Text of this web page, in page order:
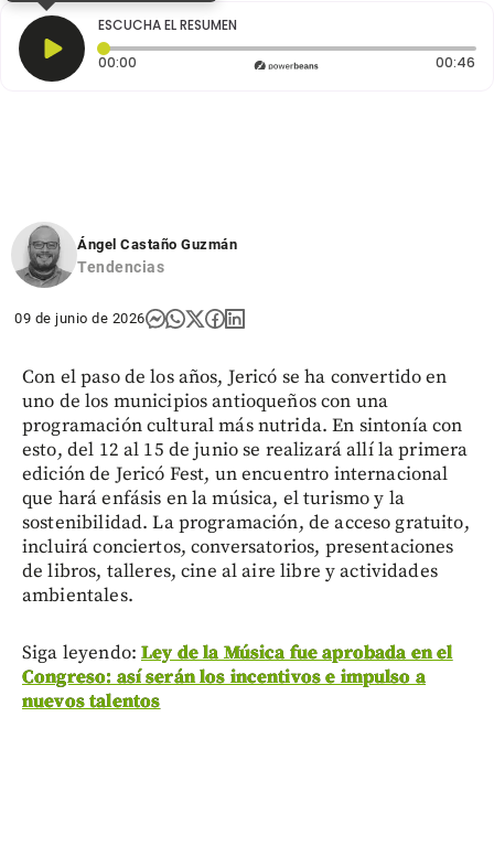
ESCUCHA EL RESUMEN
00:00 Tiempo transcurrido: 0 segundos 00:46
Ángel Castaño Guzmán
Tendencias
09 de junio de 2026
Con el paso de los años, Jericó se ha convertido en
uno de los municipios antioqueños con una
programación cultural más nutrida. En sintonía con
esto, del 12 al 15 de junio se realizará allí la primera
edición de Jericó Fest, un encuentro internacional
que hará enfásis en la música, el turismo y la
sostenibilidad. La programación, de acceso gratuito,
incluirá conciertos, conversatorios, presentaciones
de libros, talleres, cine al aire libre y actividades
ambientales.
Siga leyendo:Ley de la Música fue aprobada en el
Congreso: así serán los incentivos e impulso a
nuevos talentos